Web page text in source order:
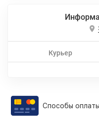
Курьер
Способы оплаты